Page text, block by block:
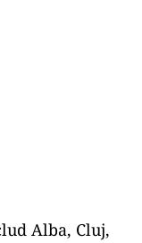
Alba, Cluj,